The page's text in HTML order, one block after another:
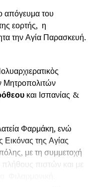
απόγευμα του
εορτής, η
την Αγία Παρασκευή.
Μητροπολιτών
και Ισπανίας &
Φαρμάκη, ενώ
Εικόνας της Αγίας
με τη συμμετοχή
πιστών και με